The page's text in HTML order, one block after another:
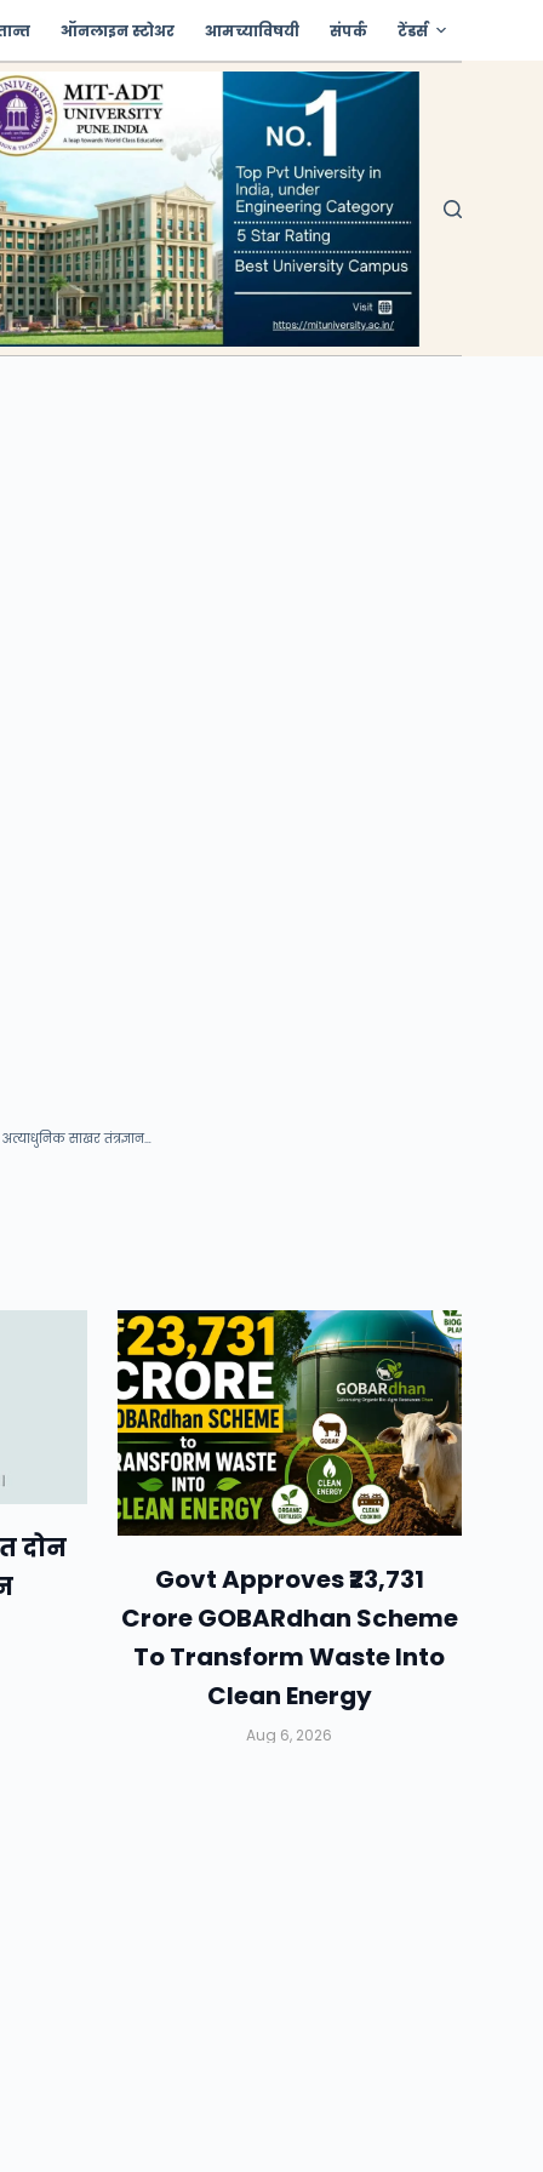
ऑनलाइन स्टोअर आमच्याविषयी संपर्क टेंडर्स
साखर तंत्रज्ञान…
दोन
Govt Approves ₹23,731
Crore GOBARdhan Scheme
To Transform Waste Into
Clean Energy
Aug 6, 2026